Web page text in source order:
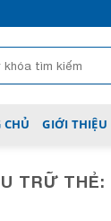
CHỦ GIỚI THIỆU
TRỮ THẺ: